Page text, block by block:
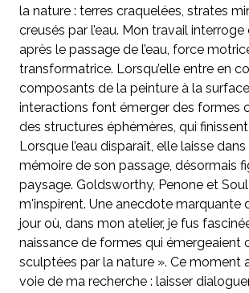
la nature : terres craquelées, strates
creusés par l’eau. Mon travail interroge
après le passage de l’eau, force
transformatrice. Lorsqu’elle entre en
composants de la peinture à la
interactions font émerger des formes
des structures éphémères, qui finissent
Lorsque l’eau disparaît, elle laisse
mémoire de son passage, désormais
paysage. Goldsworthy, Penone et
m'inspirent. Une anecdote marquante
jour où, dans mon atelier, je fus
naissance de formes qui émergeaient
sculptées par la nature ». Ce moment
voie de ma recherche : laisser